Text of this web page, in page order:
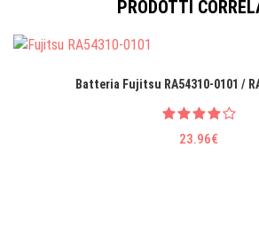
PRODOTTI
Batteria Fujitsu RA54310-0101 /
23.96€